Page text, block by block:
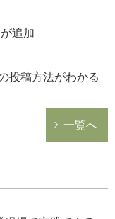
追加
投稿方法がわかる
一覧へ